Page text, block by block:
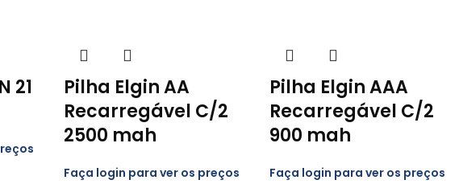
21
Pilha Elgin AA
Recarregável C/2
2500 mah
Faça login para ver os preços
Pilha Elgin AAA
Recarregável C/2
900 mah
Faça login para ver os preços